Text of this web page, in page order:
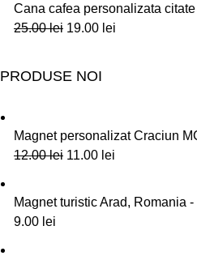
Cana cafea personalizata
25.00lei 19.00 lei
PRODUSE NOI
Magnet personalizat Craciun
12.00lei 11.00 lei
Magnet turistic Arad, Romania -
9.00 lei